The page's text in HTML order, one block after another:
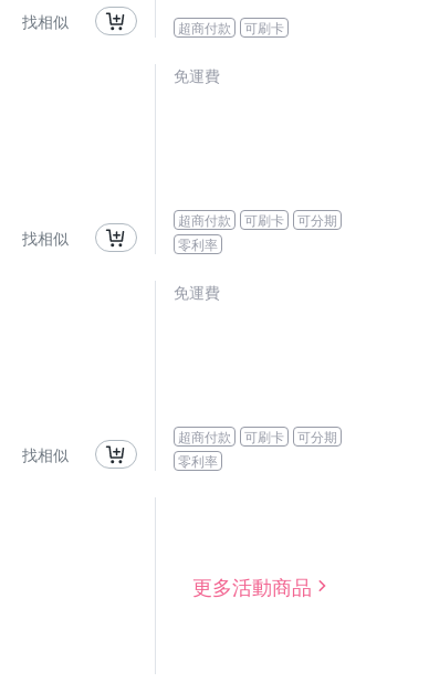
找相似 超商付款 可刷卡
找相似
免運費
超商付款 可刷卡
可分期
零利率
找相似
免運費
超商付款 可刷卡
可分期
零利率
更多活動商品